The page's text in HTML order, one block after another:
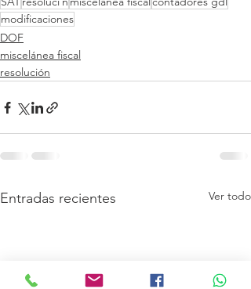
modificaciones
DOF
miscelánea fiscal
resolución
Entradas recientes Ver todo